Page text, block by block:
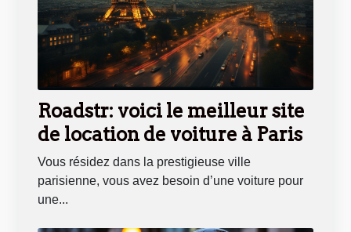
Roadstr: voici le meilleur site
de location de voiture à Paris
Vous résidez dans la prestigieuse ville
parisienne, vous avez besoin d’une voiture pour
une...